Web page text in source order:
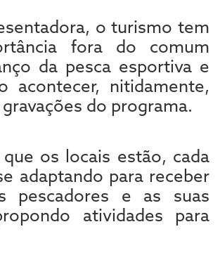
o turismo tem
fora do comum
da pesca esportiva e
acontecer, nitidamente,
do programa.
os locais estão, cada
adaptando para receber
pescadores e as suas
atividades para